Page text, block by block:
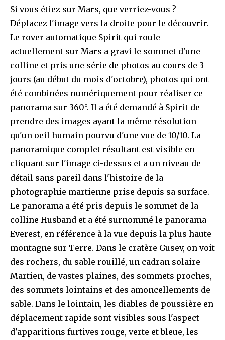
Si vous étiez sur Mars, que verriez-vous ?
Déplacez l'image vers la droite pour le découvrir.
Le rover automatique Spirit qui roule
actuellement sur Mars a gravi le sommet d'une
colline et pris une série de photos au cours de 3
jours (au début du mois d'octobre), photos qui ont
été combinées numériquement pour réaliser ce
panorama sur 360°. Il a été demandé à Spirit de
prendre des images ayant la même résolution
qu'un oeil humain pourvu d'une vue de 10/10. La
panoramique complet résultant est visible en
cliquant sur l'image ci-dessus et a un niveau de
détail sans pareil dans l'histoire de la
photographie martienne prise depuis sa surface.
Le panorama a été pris depuis le sommet de la
colline Husband et a été surnommé le panorama
Everest, en référence à la vue depuis la plus haute
montagne sur Terre. Dans le cratère Gusev, on voit
des rochers, du sable rouillé, un cadran solaire
Martien, de vastes plaines, des sommets proches,
des sommets lointains et des amoncellements de
sable. Dans le lointain, les diables de poussière en
déplacement rapide sont visibles sous l'aspect
d'apparitions furtives rouge, verte et bleue, les